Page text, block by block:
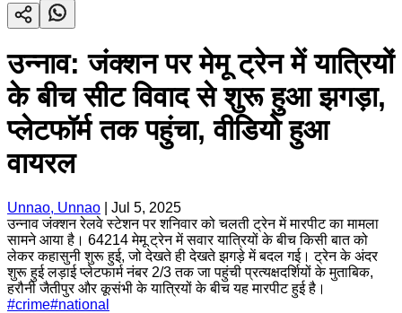
उन्नाव: जंक्शन पर मेमू ट्रेन में यात्रियों
के बीच सीट विवाद से शुरू हुआ झगड़ा,
प्लेटफॉर्म तक पहुंचा, वीडियो हुआ
वायरल
Unnao, Unnao
Jul 5, 2025
उन्नाव जंक्शन रेलवे स्टेशन पर शनिवार को चलती ट्रेन में मारपीट का मामला
सामने आया है। 64214 मेमू ट्रेन में सवार यात्रियों के बीच किसी बात को
लेकर कहासुनी शुरू हुई, जो देखते ही देखते झगड़े में बदल गई। ट्रेन के अंदर
शुरू हुई लड़ाई प्लेटफार्म नंबर 2/3 तक जा पहुंची प्रत्यक्षदर्शियों के मुताबिक,
हरौनी जैतीपुर और कूसंभी के यात्रियों के बीच यह मारपीट हुई है।
#crime#national